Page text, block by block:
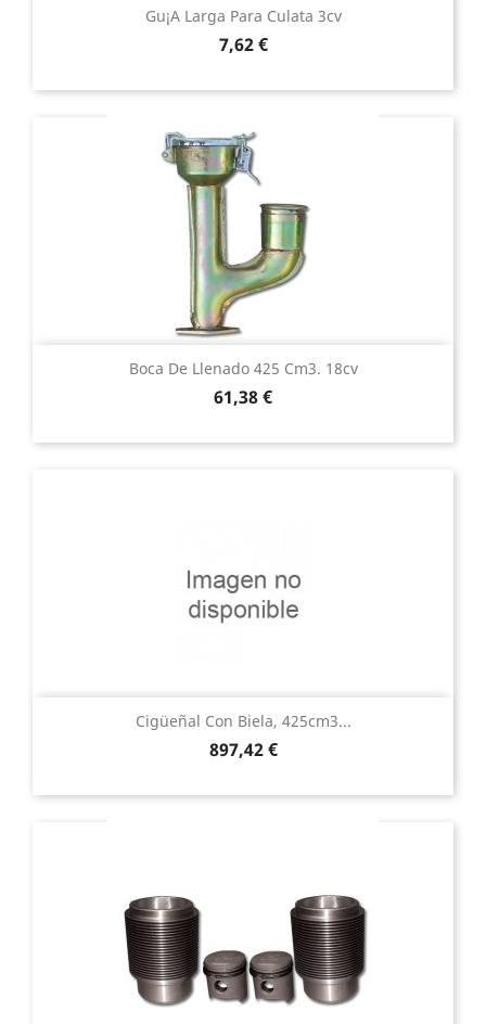
Gu¡a Larga Para Culata 3cv
Precio
7,62 €
Boca De Llenado 425 Cm3. 18cv
Precio
61,38 €
Cigüeñal Con Biela, 425cm3...
Precio
897,42 €